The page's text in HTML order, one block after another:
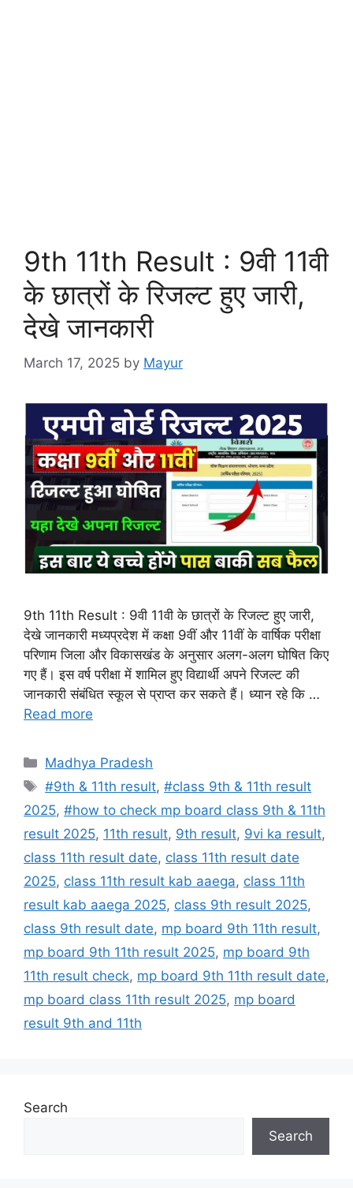
9th 11th Result : 9वी 11वी
के छात्रों के रिजल्ट हुए जारी,
देखे जानकारी
March 17, 2025 by Mayur
9th 11th Result : 9वी 11वी के छात्रों के रिजल्ट हुए जारी,
देखे जानकारी मध्यप्रदेश में कक्षा 9वीं और 11वीं के वार्षिक परीक्षा
परिणाम जिला और विकासखंड के अनुसार अलग-अलग घोषित किए
गए हैं। इस वर्ष परीक्षा में शामिल हुए विद्यार्थी अपने रिजल्ट की
जानकारी संबंधित स्कूल से प्राप्त कर सकते हैं। ध्यान रहे कि …
Read more
Categories
Madhya Pradesh
Tags
#9th & 11th result,#class 9th & 11th result
2025, #how to check mp board class 9th & 11th
result 2025, 11th result, 9th result, 9vi ka result,
class 11th result date, class 11th result date
2025, class 11th result kab aaega, class 11th
result kab aaega 2025, class 9th result 2025,
class 9th result date, mp board 9th 11th result,
mp board 9th 11th result 2025, mp board 9th
11th result check, mp board 9th 11th result date,
mp board class 11th result 2025, mp board
result 9th and 11th
Search
Search